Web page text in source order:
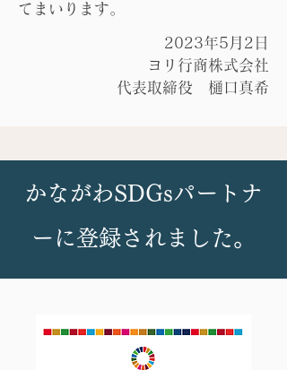
てまいります。
2023年5月2日
ヨリ行商株式会社
代表取締役 樋口真希
かながわSDGsパートナ
ーに登録されました。